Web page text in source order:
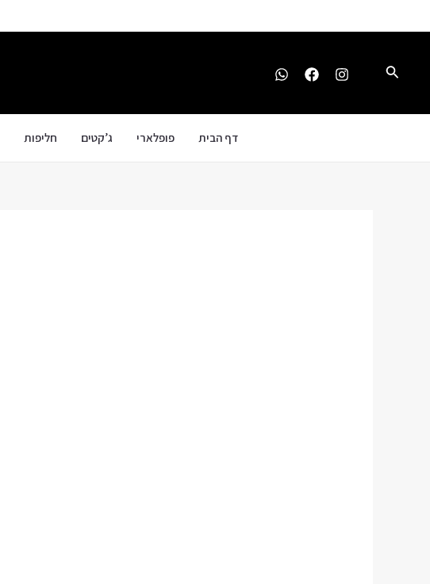
לתוכן
חיפוש
דף הבית פופלארי ג’קטים חליפות